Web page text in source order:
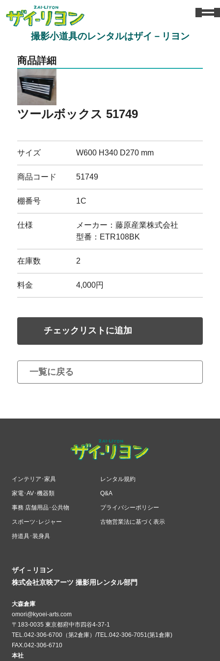
撮影小道具のレンタルはザイ－リヨン
商品詳細
ツールボックス 51749
サイズ W600 H340 D270 mm
商品コード 51749
棚番号 1C
仕様
メーカー：藤原産業株式会社
型番：ETR108BK
在庫数 2
料金 4,000円
チェックリストに追加
一覧に戻る
インテリア･家具
家電･AV･機器類
事務 店舗用品･公共物
スポーツ･レジャー
持道具･装身具
レンタル規約
Q&A
プライバシーポリシー
古物営業法に基づく表示
ザイ－リヨン
株式会社京映アーツ 撮影用レンタル部門
大森倉庫
omori@kyoei-arts.com
〒183-0035 東京都府中市四谷4-37-1
TEL.042-306-6700（第2倉庫）/TEL.042-306-7051(第1倉庫)
FAX.042-306-6710
本社